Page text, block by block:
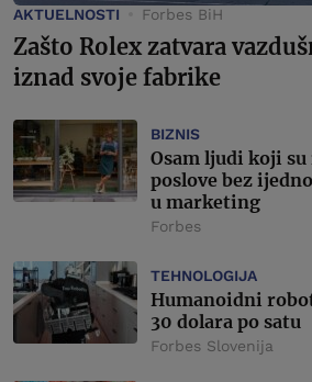
AKTUELNOSTI Forbes BiH
Zašto Rolex zatvara
iznad svoje fabrike
BIZNIS
Osam ljudi koji
poslove bez
u marketing
Forbes
TEHNOLOGIJA
Humanoidni
30 dolara po satu
Forbes Slovenija